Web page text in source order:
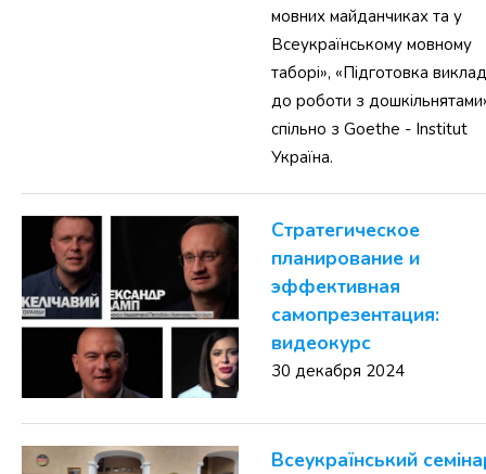
мовних майданчиках та у
Всеукраїнському мовному
таборі», «Підготовка
до роботи з
спільно з Goethe - Institut
Україна.
Стратегическое
планирование и
эффективная
самопрезентация:
видеокурс
30 декабря 2024
Всеукраїнський